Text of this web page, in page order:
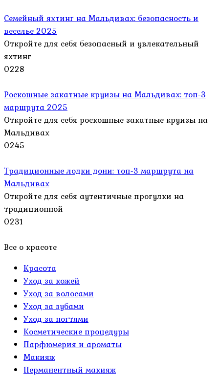
Семейный яхтинг на Мальдивах: безопасность и
веселье 2025
Откройте для себя безопасный и увлекательный
яхтинг
0228
Роскошные закатные круизы на Мальдивах: топ-3
маршрута 2025
Откройте для себя роскошные закатные круизы на
Мальдивах
0245
Традиционные лодки дони: топ-3 маршрута на
Мальдивах
Откройте для себя аутентичные прогулки на
традиционной
0231
Все о красоте
Красота
Уход за кожей
Уход за волосами
Уход за зубами
Уход за ногтями
Косметические процедуры
Парфюмерия и ароматы
Макияж
Перманентный макияж